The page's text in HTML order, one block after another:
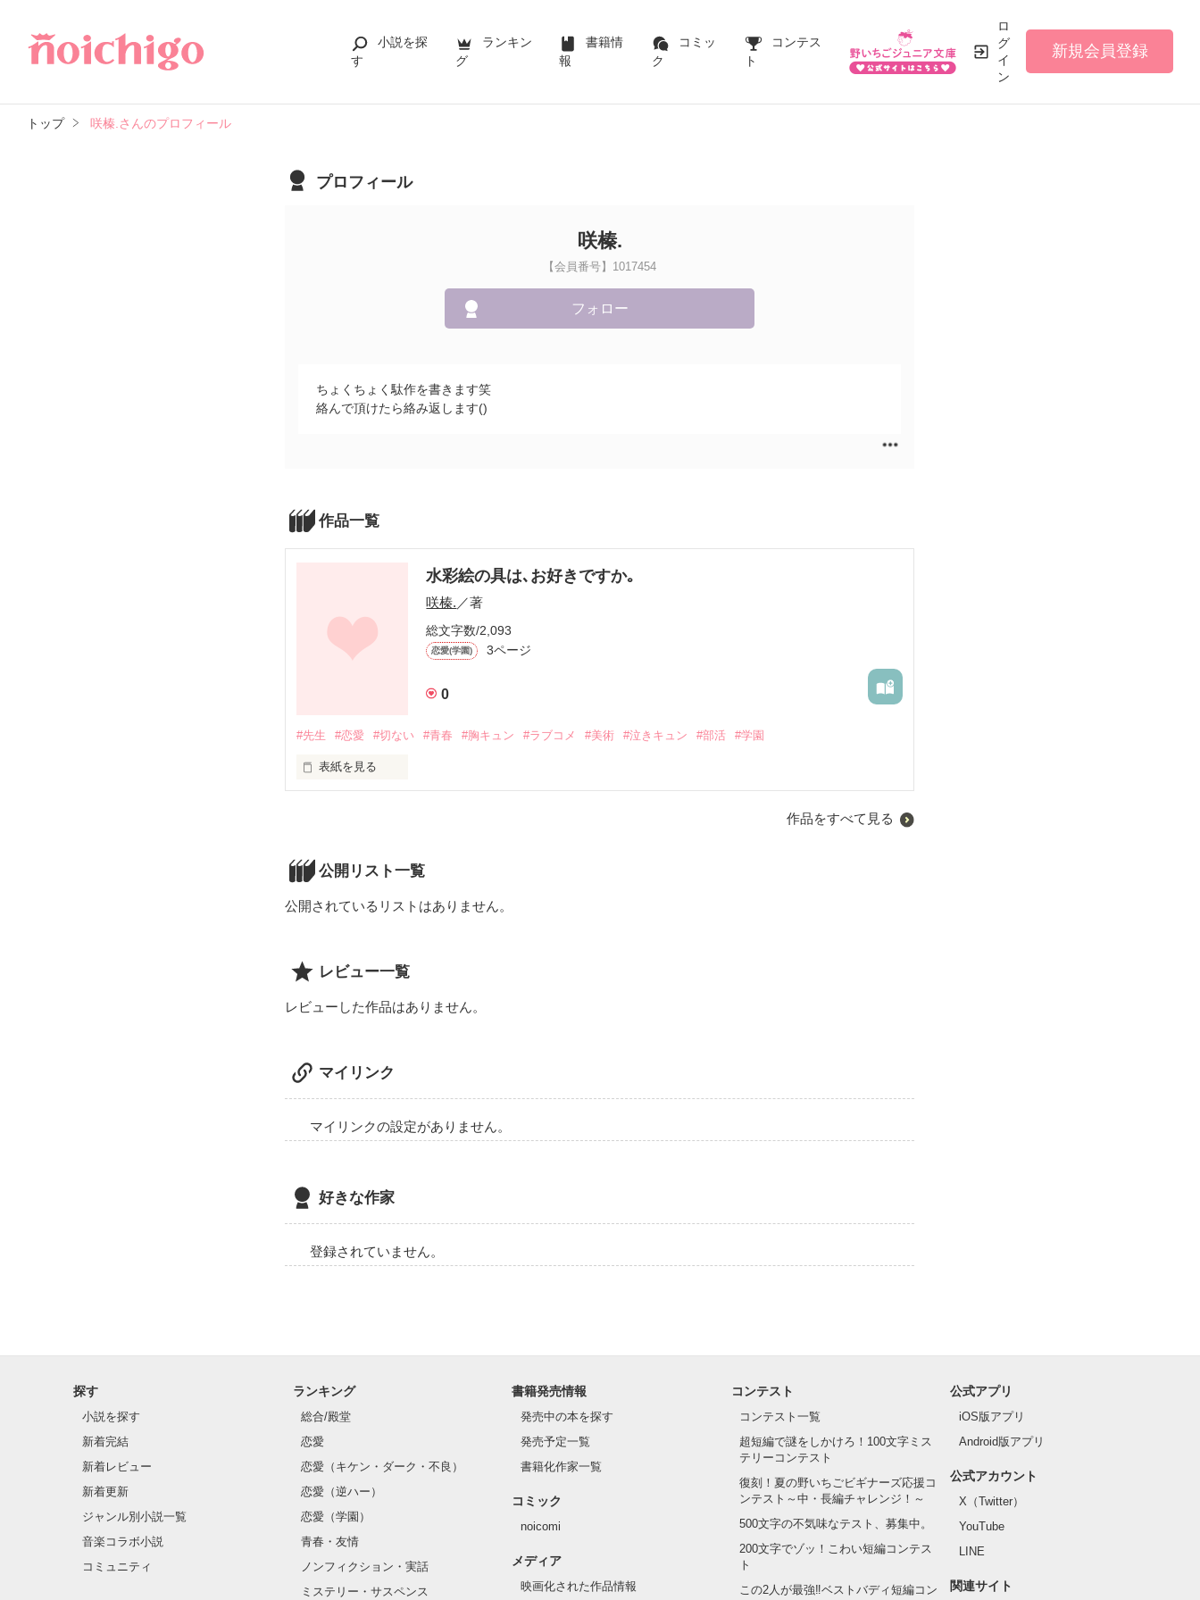
小説を探
す
ランキン
グ
書籍情
報
コミッ
ク
コンテス
ト
ロ
グ
イ
ン
新規会員登録
トップ 咲榛.さんのプロフィール
プロフィール
咲榛.
【会員番号】1017454
フォロー
ちょくちょく駄作を書きます笑
絡んで頂けたら絡み返します()
作品一覧
水彩絵の具は､お好きですか｡
咲榛.／著
総文字数/2,093
恋愛(学園) 3ページ
0
#先生 #恋愛 #切ない #青春 #胸キュン #ラブコメ #美術 #泣きキュン #部活 #学園
表紙を見る
部室に差し込むトワイライトの淡いひかりは、
水彩絵の具が一番写実的にできる｡
私は水彩絵の具は使えない。
ある出来事がきっかけで、水彩絵の具を扱えなくなる。
Sakura midori
新任の美術教諭｡
水彩画を専門としている｡
Aihara keito
****
はじめまして､咲榛と申します､!
美術部を題材にしたラブストーリーです。
作品をすべて見る
公開リスト一覧
公開されているリストはありません。
レビュー一覧
レビューした作品はありません。
マイリンク
マイリンクの設定がありません。
好きな作家
登録されていません。
探す
小説を探す
新着完結
新着レビュー
新着更新
ジャンル別小説一覧
音楽コラボ小説
コミュニティ
ランキング
総合/殿堂
恋愛
恋愛（キケン・ダーク・不良）
恋愛（逆ハー）
恋愛（学園）
青春・友情
ノンフィクション・実話
ミステリー・サスペンス
書籍発売情報
発売中の本を探す
発売予定一覧
書籍化作家一覧
コミック
noicomi
メディア
映画化された作品情報
コンテスト
コンテスト一覧
超短編で謎をしかけろ！100文字ミス
テリーコンテスト
復刻！夏の野いちごビギナーズ応援コ
ンテスト～中・長編チャレンジ！～
500文字の不気味なテスト、募集中。
200文字でゾッ！こわい短編コンテス
ト
この2人が最強‼ベストバディ短編コン
公式アプリ
iOS版アプリ
Android版アプリ
公式アカウント
X（Twitter）
YouTube
LINE
関連サイト